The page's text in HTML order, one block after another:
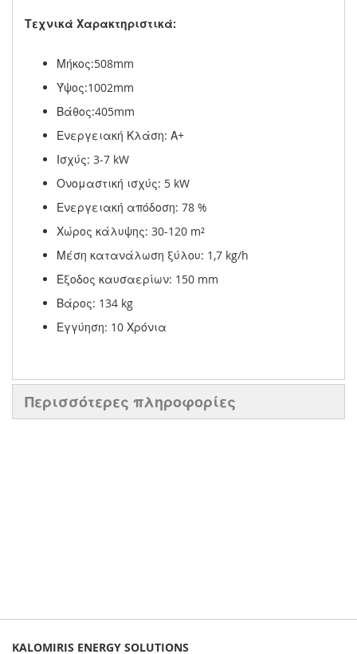
Τεχνικά Χαρακτηριστικά:
Μήκος:508mm
Ύψος:1002mm
Βάθος:405mm
Ενεργειακή Κλάση: Α+
Ισχύς: 3-7 kW
Ονομαστική ισχύς: 5 kW
Ενεργειακή απόδοση: 78 %
Χώρος κάλυψης: 30-120 m²
Μέση κατανάλωση ξύλου: 1,7 kg/h
Έξοδος καυσαερίων: 150 mm
Βάρος: 134 kg
Εγγύηση: 10 Χρόνια
Περισσότερες πληροφορίες
KALOMIRIS ENERGY SOLUTIONS